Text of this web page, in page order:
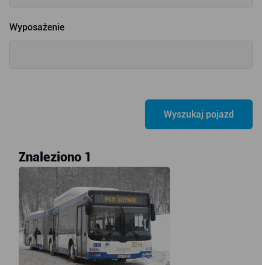
Wyposażenie
Znaleziono 1